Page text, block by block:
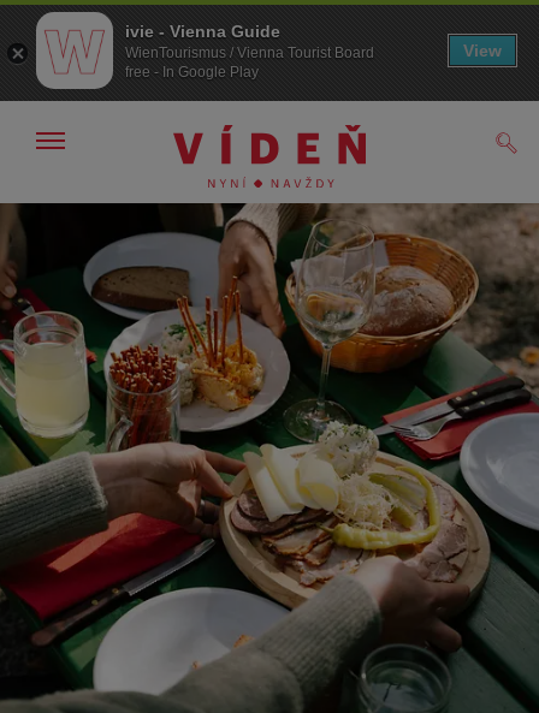
Přejít
na
procházení
Přejít
k obsahu
Zobrazit/skrýt
ivie - Vienna Guide
WienTourismus / Vienna Tourist Board
free - In Google Play
View